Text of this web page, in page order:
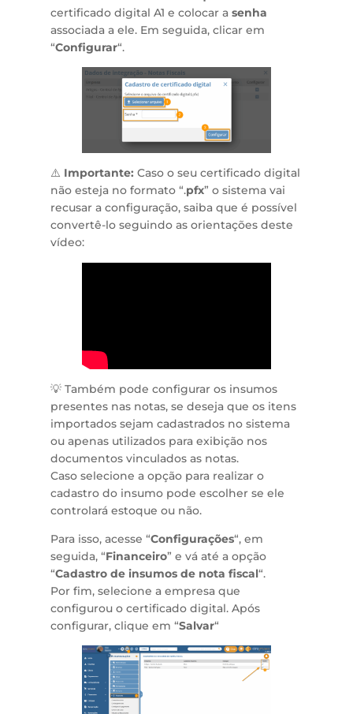
certificado digital A1 e colocar a senha
associada a ele. Em seguida, clicar em
“Configurar“.
⚠️ Importante: Caso o seu certificado digital
não esteja no formato “.pfx” o sistema vai
recusar a configuração, saiba que é possível
convertê-lo seguindo as orientações deste
vídeo:
💡 Também pode configurar os insumos
presentes nas notas, se deseja que os itens
importados sejam cadastrados no sistema
ou apenas utilizados para exibição nos
documentos vinculados as notas.
Caso selecione a opção para realizar o
cadastro do insumo pode escolher se ele
controlará estoque ou não.
Para isso, acesse “Configurações“, em
seguida, “Financeiro” e vá até a opção
“Cadastro de insumos de nota fiscal“.
Por fim, selecione a empresa que
configurou o certificado digital. Após
configurar, clique em “Salvar“